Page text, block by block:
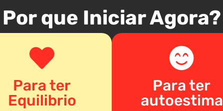
Por que Iniciar Agora?
Para ter
Equilibrio
Para ter
autoestima